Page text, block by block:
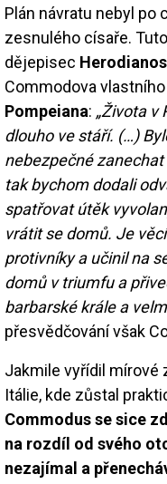
Plán návratu nebyl po
zesnulého císaře.
dějepisec Herodianos
Commodova vlastního
Pompeiana: „Života v
dlouho ve stáří. (…)
nebezpečné
tak bychom dodali
spatřovat útěk
vrátit se domů. Je
protivníky a učinil na
domů v triumfu a
barbarské krále a
přesvědčování však
Jakmile vyřídil mírové
Itálie, kde zůstal
Commodus se sice
na rozdíl od svého
nezajímal a